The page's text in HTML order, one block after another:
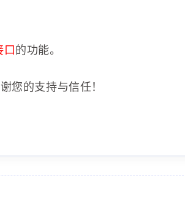
口 的功能。
您的支持与信任！